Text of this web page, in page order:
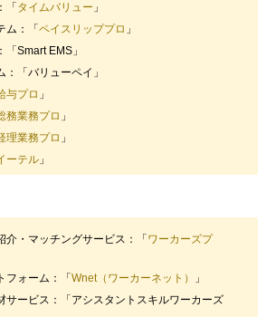
「 タイムバリュー 」
ム：「 ペイスリッププロ 」
Smart EMS」
「バリューペイ」
与プロ 」
務業務プロ 」
理業務プロ 」
ーテル」
介・マッチングサービス：「 ワーカーズプ
フォーム：「 Wnet（ワーカーネット）
」
サービス：「アシスタントスキルワーカーズ